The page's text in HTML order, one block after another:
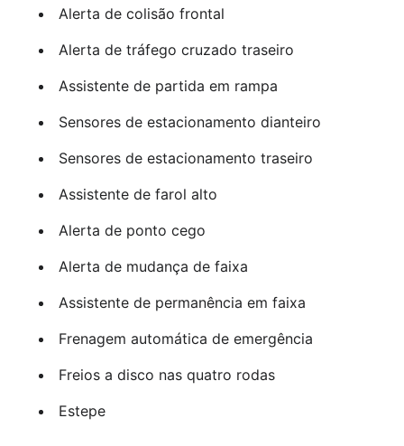
Alerta de colisão frontal
Alerta de tráfego cruzado traseiro
Assistente de partida em rampa
Sensores de estacionamento dianteiro
Sensores de estacionamento traseiro
Assistente de farol alto
Alerta de ponto cego
Alerta de mudança de faixa
Assistente de permanência em faixa
Frenagem automática de emergência
Freios a disco nas quatro rodas
Estepe